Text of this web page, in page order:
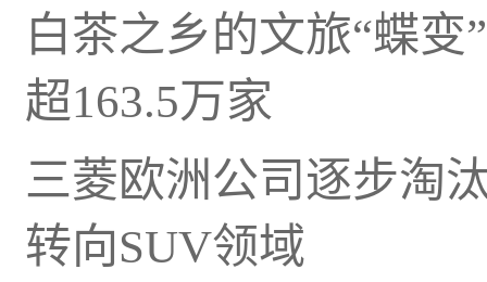
白茶之乡的文旅“蝶
超163.5万家
三菱欧洲公司逐步淘
转向SUV领域